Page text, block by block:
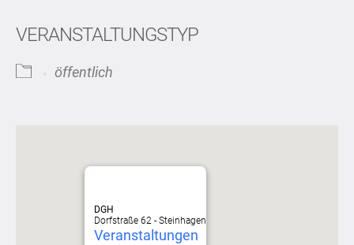
VERANSTALTUNGSTYP
öffentlich
DGH
Dorfstraße 62 - Steinhagen
Veranstaltungen